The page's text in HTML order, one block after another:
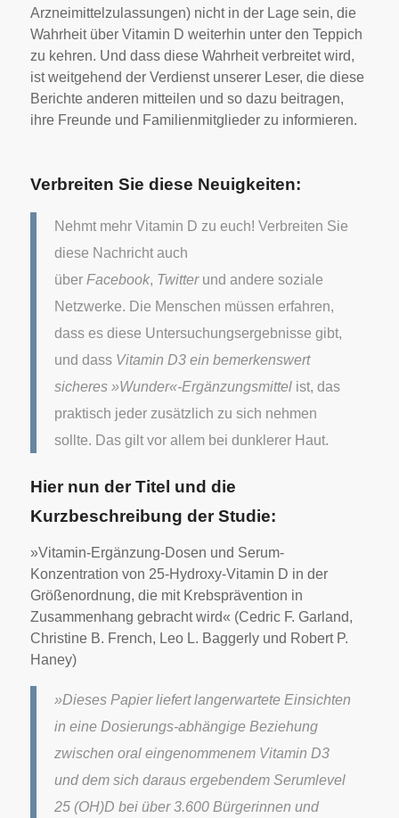
Arzneimittelzulassungen) nicht in der Lage sein, die
Wahrheit über Vitamin D weiterhin unter den Teppich
zu kehren. Und dass diese Wahrheit verbreitet wird,
ist weitgehend der Verdienst unserer Leser, die diese
Berichte anderen mitteilen und so dazu beitragen,
ihre Freunde und Familienmitglieder zu informieren.
Verbreiten Sie diese Neuigkeiten:
Nehmt mehr Vitamin D zu euch! Verbreiten Sie
diese Nachricht auch
über Facebook, Twitterund andere soziale
Netzwerke. Die Menschen müssen erfahren,
dass es diese Untersuchungsergebnisse gibt,
und dass Vitamin D3 ein bemerkenswert
sicheres »Wunder«-Ergänzungsmittel ist, das
praktisch jeder zusätzlich zu sich nehmen
sollte. Das gilt vor allem bei dunklerer Haut.
Hier nun der Titel und die
Kurzbeschreibung der Studie:
»Vitamin-Ergänzung-Dosen und Serum-
Konzentration von 25-Hydroxy-Vitamin D in der
Größenordnung, die mit Krebsprävention in
Zusammenhang gebracht wird« (Cedric F. Garland,
Christine B. French, Leo L. Baggerly und Robert P.
Haney)
»Dieses Papier liefert langerwartete Einsichten
in eine Dosierungs-abhängige Beziehung
zwischen oral eingenommenem Vitamin D3
und dem sich daraus ergebendem Serumlevel
25 (OH)D bei über 3.600 Bürgerinnen und